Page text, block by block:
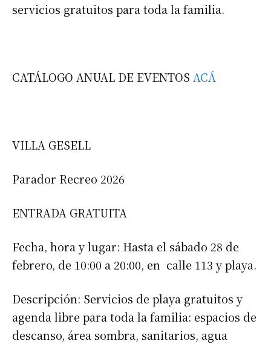
servicios gratuitos para toda la familia.
CATÁLOGO ANUAL DE EVENTOS ACÁ
VILLA GESELL
Parador Recreo 2026
ENTRADA GRATUITA
Fecha, hora y lugar: Hasta el sábado 28 de
febrero, de 10:00 a 20:00, en calle 113 y playa.
Descripción: Servicios de playa gratuitos y
agenda libre para toda la familia: espacios de
descanso, área sombra, sanitarios, agua